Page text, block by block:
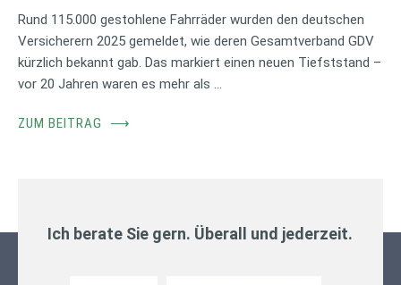
Rund 115.000 gestohlene Fahrräder wurden den deutschen
Versicherern 2025 gemeldet, wie deren Gesamtverband GDV
kürzlich bekannt gab. Das markiert einen neuen Tiefststand –
vor 20 Jahren waren es mehr als …
ZUM BEITRAG ⟶
Ich berate Sie gern. Überall und jederzeit.